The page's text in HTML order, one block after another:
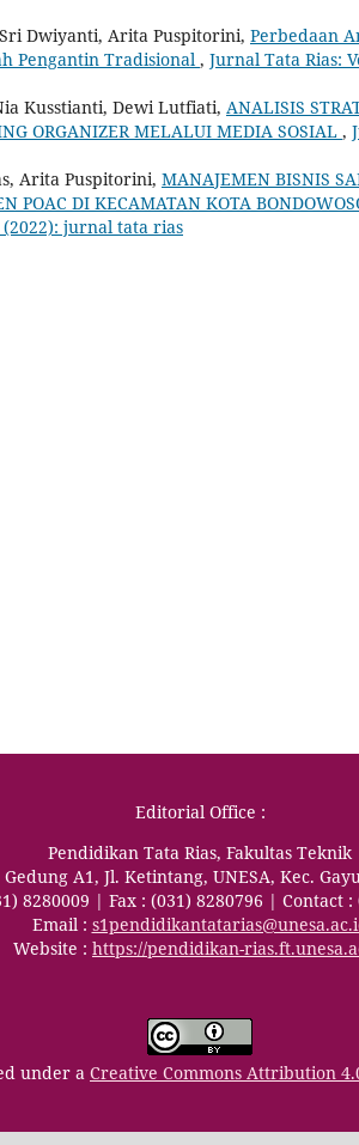
Dwiyanti, Arita Puspitorini, Perbedaan
Pengantin Tradisional , Jurnal Tata Rias:
Kusstianti, Dewi Lutfiati, ANALISIS
ORGANIZER MELALUI MEDIA SOSIAL ,
Arita Puspitorini, MANAJEMEN BISNIS
POAC DI KECAMATAN KOTA
(2022): jurnal tata rias
Editorial Office :
Pendidikan Tata Rias, Fakultas Teknik
A1, Jl. Ketintang, UNESA, Kec.
8280009 | Fax : (031) 8280796 | Contact :
Email :
Website : https://pendidikan-
under a Creative Commons Attribution